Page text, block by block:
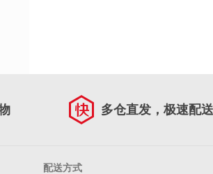
多仓直发，极速配送
配送方式